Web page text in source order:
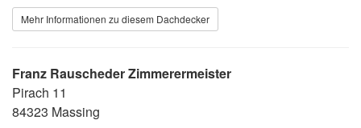
Mehr Informationen zu diesem Dachdecker
Franz Rauscheder Zimmerermeister
Pirach 11
84323 Massing